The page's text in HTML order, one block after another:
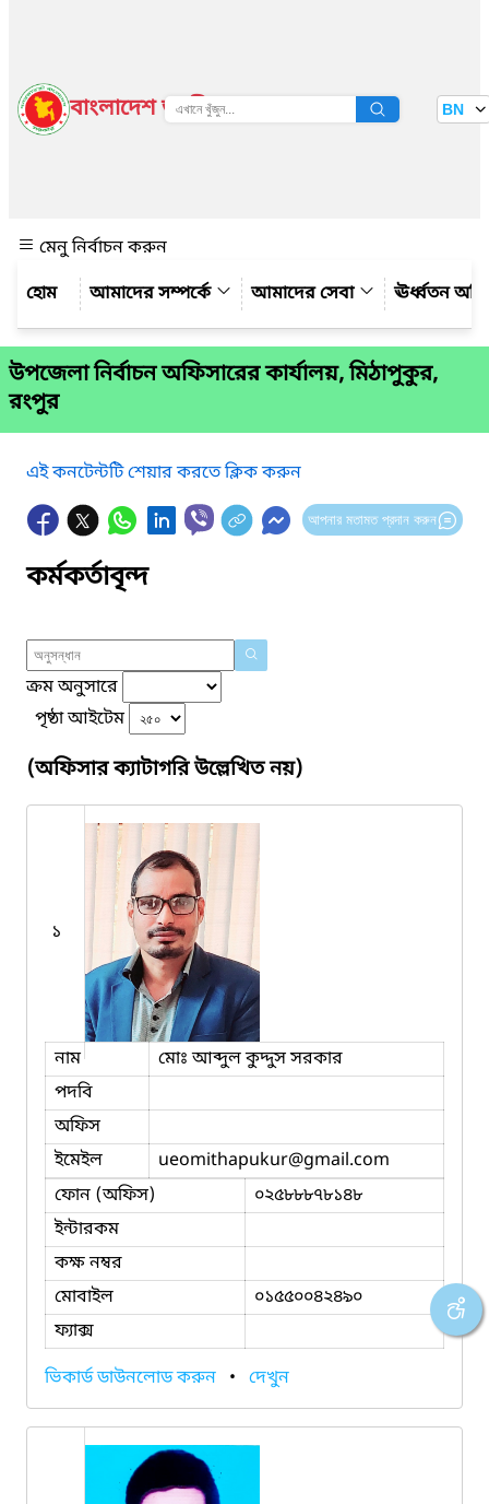
বাংলাদেশ জাতীয় তথ্য বাতায়ন BN
মেনু নির্বাচন করুন
আমাদের সম্পর্কে
আমাদের সেবা ঊর্ধ্বতন
উপজেলা নির্বাচন অফিসারের কার্যালয়, মিঠাপুকুর,
রংপুর
এই কনটেন্টটি শেয়ার করতে ক্লিক করুন
আপনার মতামত প্রদান করুন
কর্মকর্তাবৃন্দ
ক্রম অনুসারে
পৃষ্ঠা আইটেম
(অফিসার ক্যাটাগরি উল্লেখিত নয়)
১
নাম
মোঃ আব্দুল কুদ্দুস সরকার
পদবি
অফিস
ইমেইল
ueomithapukur@gmail.com
ফোন (অফিস)
০২৫৮৮৮৭৮১৪৮
ইন্টারকম
কক্ষ নম্বর
মোবাইল
০১৫৫০০৪২৪৯০
ফ্যাক্স
ভিকার্ড ডাউনলোড করুন • দেখুন